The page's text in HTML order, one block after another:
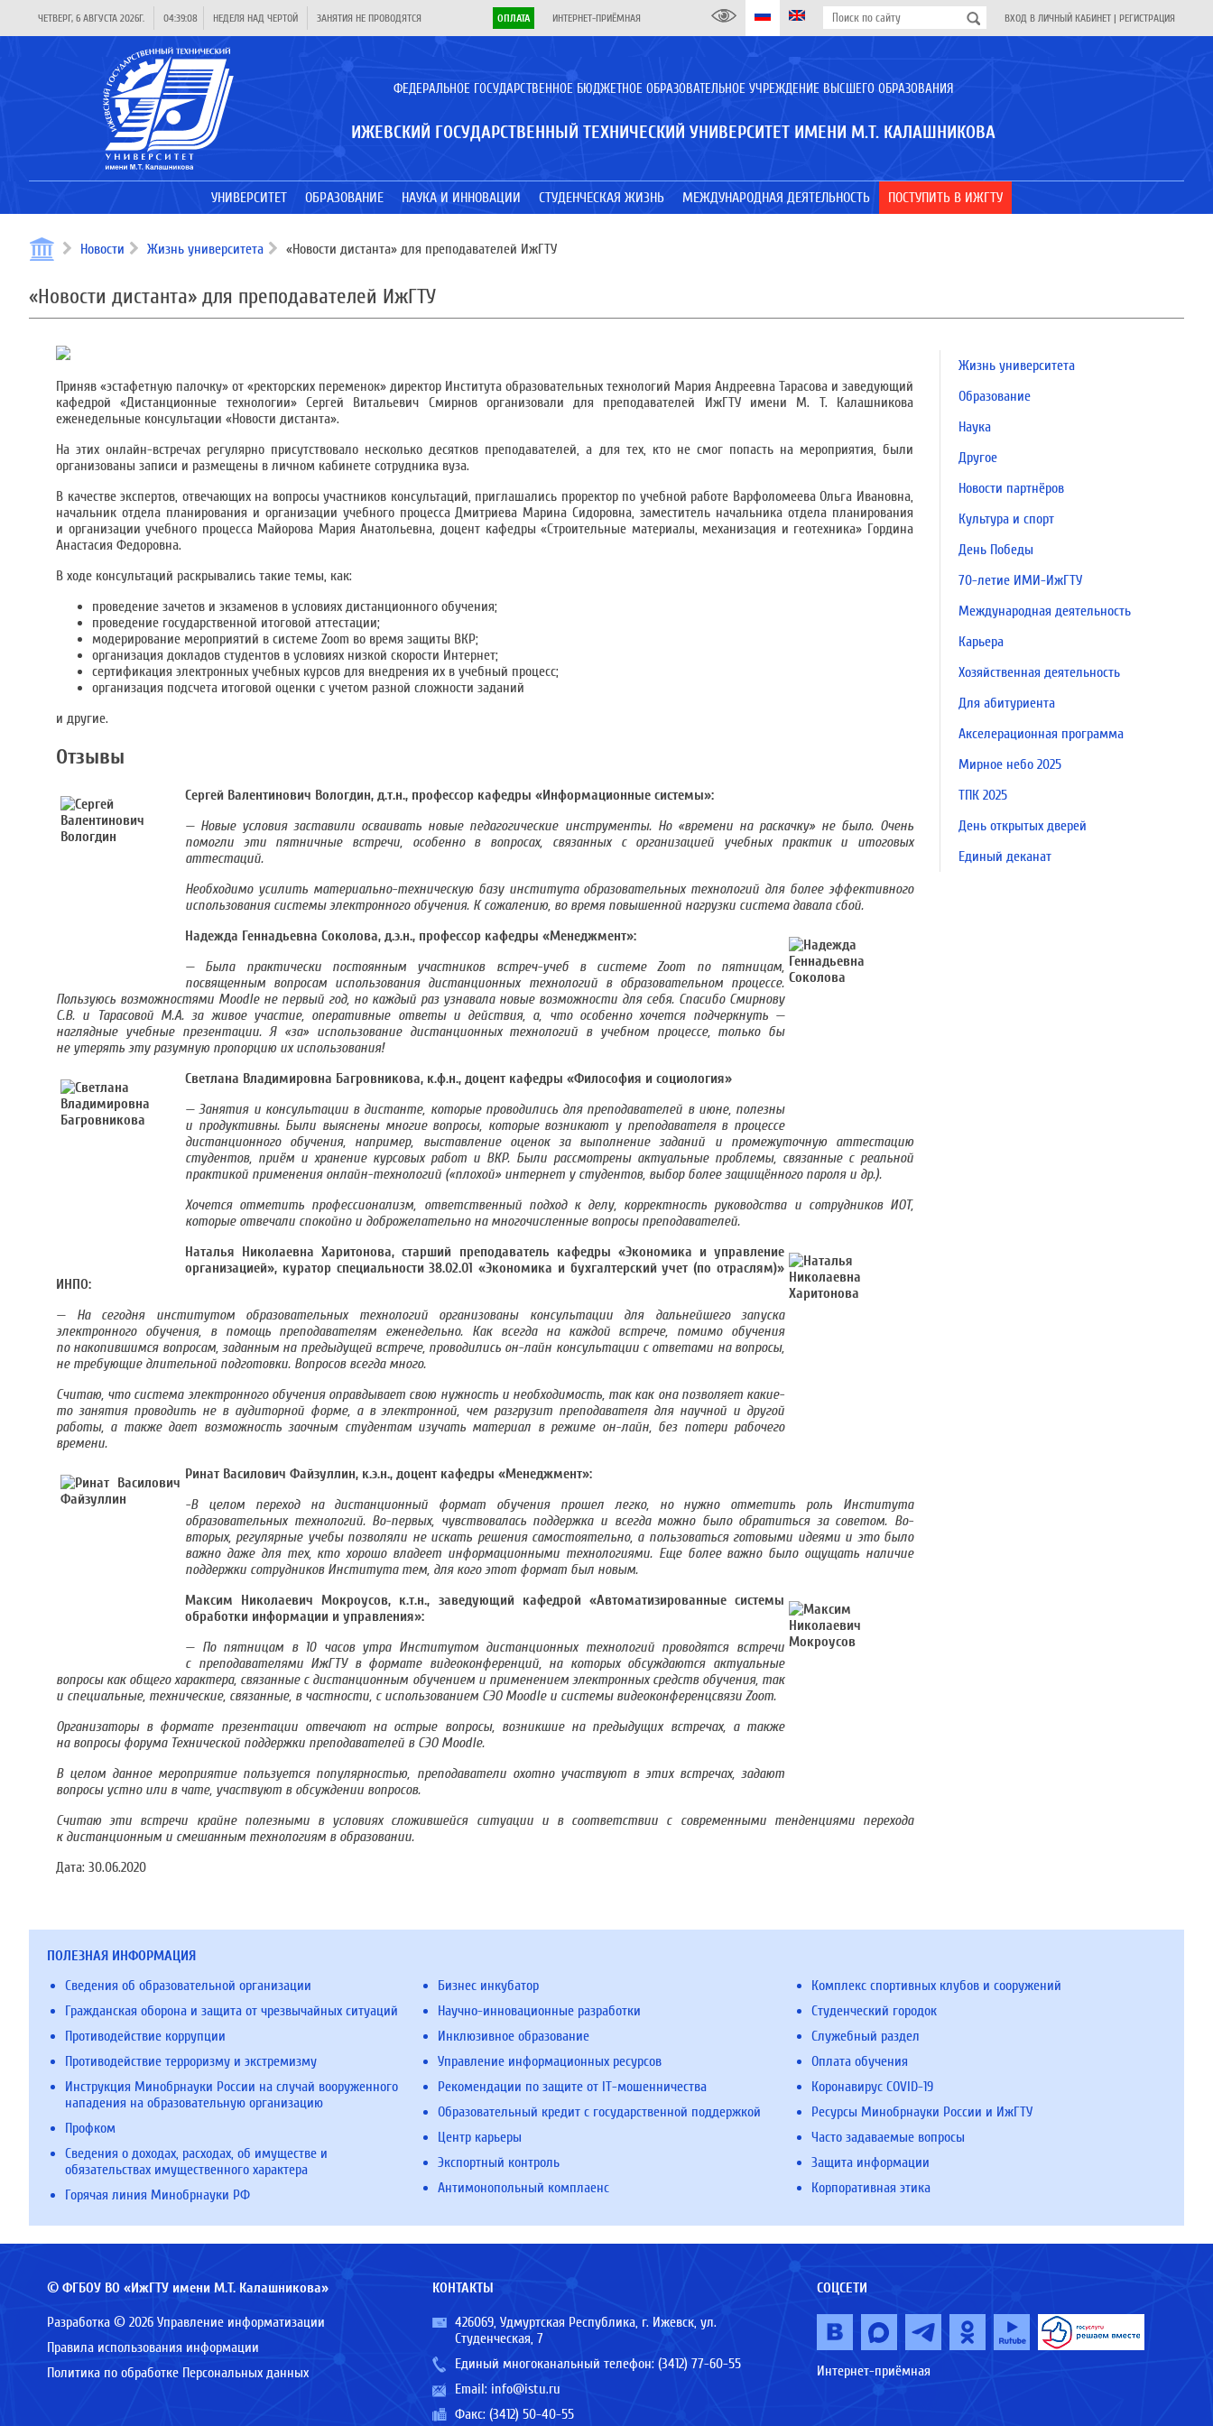
ЧЕТВЕРГ, 6 АВГУСТА 2026Г. 04:39:09 НЕДЕЛЯ НАД ЧЕРТОЙ ЗАНЯТИЯ НЕ ПРОВОДЯТСЯ ОПЛАТА ИНТЕРНЕТ-ПРИЁМНАЯ ВХОД В ЛИЧНЫЙ КАБИНЕТ | РЕГИСТРАЦИЯ
ФЕДЕРАЛЬНОЕ ГОСУДАРСТВЕННОЕ БЮДЖЕТНОЕ ОБРАЗОВАТЕЛЬНОЕ УЧРЕЖДЕНИЕ ВЫСШЕГО ОБРАЗОВАНИЯ
ИЖЕВСКИЙ ГОСУДАРСТВЕННЫЙ ТЕХНИЧЕСКИЙ УНИВЕРСИТЕТ ИМЕНИ М.Т. КАЛАШНИКОВА
УНИВЕРСИТЕТ ОБРАЗОВАНИЕ НАУКА И ИННОВАЦИИ СТУДЕНЧЕСКАЯ ЖИЗНЬ МЕЖДУНАРОДНАЯ ДЕЯТЕЛЬНОСТЬ ПОСТУПИТЬ В ИЖГТУ
Новости Жизнь университета «Новости дистанта» для преподавателей ИжГТУ
«Новости дистанта» для преподавателей ИжГТУ
Приняв «эстафетную палочку» от «ректорских переменок» директор Института образовательных технологий Мария Андреевна Тарасова и заведующий
кафедрой «Дистанционные технологии» Сергей Витальевич Смирнов организовали для преподавателей ИжГТУ имени М. Т. Калашникова
еженедельные консультации «Новости дистанта».
На этих онлайн-встречах регулярно присутствовало несколько десятков преподавателей, а для тех, кто не смог попасть на мероприятия, были
организованы записи и размещены в личном кабинете сотрудника вуза.
В качестве экспертов, отвечающих на вопросы участников консультаций, приглашались проректор по учебной работе Варфоломеева Ольга Ивановна,
начальник отдела планирования и организации учебного процесса Дмитриева Марина Сидоровна, заместитель начальника отдела планирования
и организации учебного процесса Майорова Мария Анатольевна, доцент кафедры «Строительные материалы, механизация и геотехника» Гордина
Анастасия Федоровна.
В ходе консультаций раскрывались такие темы, как:
проведение зачетов и экзаменов в условиях дистанционного обучения;
проведение государственной итоговой аттестации;
модерирование мероприятий в системе Zoom во время защиты ВКР;
организация докладов студентов в условиях низкой скорости Интернет;
сертификация электронных учебных курсов для внедрения их в учебный процесс;
организация подсчета итоговой оценки с учетом разной сложности заданий
и другие.
Отзывы
Сергей Валентинович Вологдин, д.т.н., профессор кафедры «Информационные системы»:
— Новые условия заставили осваивать новые педагогические инструменты. Но «времени на раскачку» не было. Очень
помогли эти пятничные встречи, особенно в вопросах, связанных с организацией учебных практик и итоговых
аттестаций.
Необходимо усилить материально-техническую базу института образовательных технологий для более эффективного
использования системы электронного обучения. К сожалению, во время повышенной нагрузки система давала сбой.
Надежда Геннадьевна Соколова, д.э.н., профессор кафедры «Менеджмент»:
— Была практически постоянным участников встреч-учеб в системе Zoom по пятницам,
посвященным вопросам использования дистанционных технологий в образовательном процессе.
Пользуюсь возможностями Moodle не первый год, но каждый раз узнавала новые возможности для себя. Спасибо Смирнову
С.В. и Тарасовой М.А. за живое участие, оперативные ответы и действия, а, что особенно хочется подчеркнуть —
наглядные учебные презентации. Я «за» использование дистанционных технологий в учебном процессе, только бы
не утерять эту разумную пропорцию их использования!
Светлана Владимировна Багровникова, к.ф.н., доцент кафедры «Философия и социология»
— Занятия и консультации в дистанте, которые проводились для преподавателей в июне, полезны
и продуктивны. Были выяснены многие вопросы, которые возникают у преподавателя в процессе
дистанционного обучения, например, выставление оценок за выполнение заданий и промежуточную аттестацию
студентов, приём и хранение курсовых работ и ВКР. Были рассмотрены актуальные проблемы, связанные с реальной
практикой применения онлайн-технологий («плохой» интернет у студентов, выбор более защищённого пароля и др.).
Хочется отметить профессионализм, ответственный подход к делу, корректность руководства и сотрудников ИОТ,
которые отвечали спокойно и доброжелательно на многочисленные вопросы преподавателей.
Наталья Николаевна Харитонова, старший преподаватель кафедры «Экономика и управление
организацией», куратор специальности 38.02.01 «Экономика и бухгалтерский учет (по отраслям)»
ИНПО:
— На сегодня институтом образовательных технологий организованы консультации для дальнейшего запуска
электронного обучения, в помощь преподавателям еженедельно. Как всегда на каждой встрече, помимо обучения
по накопившимся вопросам, заданным на предыдущей встрече, проводились он-лайн консультации с ответами на вопросы,
не требующие длительной подготовки. Вопросов всегда много.
Считаю, что система электронного обучения оправдывает свою нужность и необходимость, так как она позволяет какие-
то занятия проводить не в аудиторной форме, а в электронной, чем разгрузит преподавателя для научной и другой
работы, а также дает возможность заочным студентам изучать материал в режиме он-лайн, без потери рабочего
времени.
Ринат Василович Файзуллин, к.э.н., доцент кафедры «Менеджмент»:
-В целом переход на дистанционный формат обучения прошел легко, но нужно отметить роль Института
образовательных технологий. Во-первых, чувствовалась поддержка и всегда можно было обратиться за советом. Во-
вторых, регулярные учебы позволяли не искать решения самостоятельно, а пользоваться готовыми идеями и это было
важно даже для тех, кто хорошо владеет информационными технологиями. Еще более важно было ощущать наличие
поддержки сотрудников Института тем, для кого этот формат был новым.
Максим Николаевич Мокроусов, к.т.н., заведующий кафедрой «Автоматизированные системы
обработки информации и управления»:
— По пятницам в 10 часов утра Институтом дистанционных технологий проводятся встречи
с преподавателями ИжГТУ в формате видеоконференций, на которых обсуждаются актуальные
вопросы как общего характера, связанные с дистанционным обучением и применением электронных средств обучения, так
и специальные, технические, связанные, в частности, с использованием СЭО Moodle и системы видеоконференцсвязи Zoom.
Организаторы в формате презентации отвечают на острые вопросы, возникшие на предыдущих встречах, а также
на вопросы форума Технической поддержки преподавателей в СЭО Moodle.
В целом данное мероприятие пользуется популярностью, преподаватели охотно участвуют в этих встречах, задают
вопросы устно или в чате, участвуют в обсуждении вопросов.
Считаю эти встречи крайне полезными в условиях сложившейся ситуации и в соответствии с современными тенденциями перехода
к дистанционным и смешанным технологиям в образовании.
Дата: 30.06.2020
Жизнь университета
Образование
Наука
Другое
Новости партнёров
Культура и спорт
День Победы
70-летие ИМИ-ИжГТУ
Международная деятельность
Карьера
Хозяйственная деятельность
Для абитуриента
Акселерационная программа
Мирное небо 2025
ТПК 2025
День открытых дверей
Единый деканат
ПОЛЕЗНАЯ ИНФОРМАЦИЯ
Сведения об образовательной организации
Гражданская оборона и защита от чрезвычайных ситуаций
Противодействие коррупции
Противодействие терроризму и экстремизму
Инструкция Минобрнауки России на случай вооруженного
нападения на образовательную организацию
Профком
Сведения о доходах, расходах, об имуществе и
обязательствах имущественного характера
Горячая линия Минобрнауки РФ
Бизнес инкубатор
Научно-инновационные разработки
Инклюзивное образование
Управление информационных ресурсов
Рекомендации по защите от IT-мошенничества
Образовательный кредит с государственной поддержкой
Центр карьеры
Экспортный контроль
Антимонопольный комплаенс
Комплекс спортивных клубов и сооружений
Студенческий городок
Служебный раздел
Оплата обучения
Коронавирус COVID-19
Ресурсы Минобрнауки России и ИжГТУ
Часто задаваемые вопросы
Защита информации
Корпоративная этика
© ФГБОУ ВО «ИжГТУ имени М.Т. Калашникова»
Разработка © 2026 Управление информатизации
Правила использования информации
Политика по обработке Персональных данных
КОНТАКТЫ
426069, Удмуртская Республика, г. Ижевск, ул.
Студенческая, 7
Единый многоканальный телефон: (3412) 77-60-55
Email: info@istu.ru
Факс: (3412) 50-40-55
СОЦСЕТИ
Интернет-приёмная